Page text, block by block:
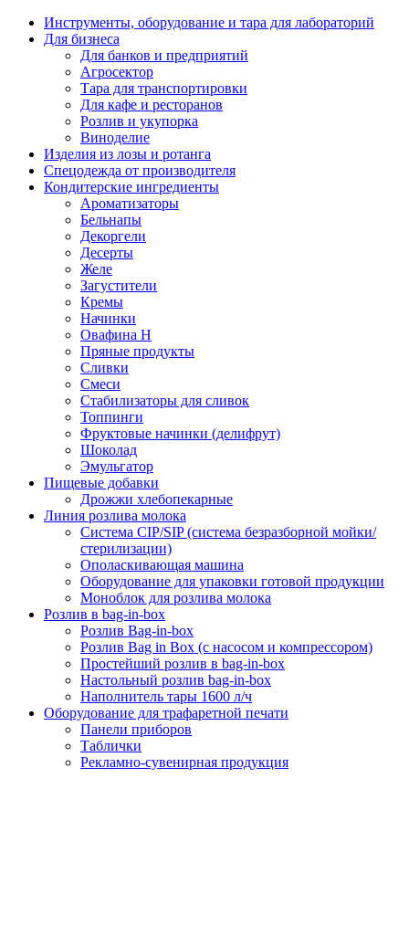
Инструменты, оборудование и тара для лабораторий
Для бизнеса
Для банков и предприятий
Агросектор
Тара для транспортировки
Для кафе и ресторанов
Розлив и укупорка
Виноделие
Изделия из лозы и ротанга
Спецодежда от производителя
Кондитерские ингредиенты
Ароматизаторы
Бельнапы
Декоргели
Десерты
Желe
Загустители
Кремы
Начинки
Овафина Н
Пряные продукты
Сливки
Смеси
Стабилизаторы для сливок
Топпинги
Фруктовые начинки (делифрут)
Шоколад
Эмульгатор
Пищевые добавки
Дрожжи хлебопекарные
Линия розлива молока
Система CIP/SIP (система безразборной мойки/
стерилизации)
Ополаскивающая машина
Оборудование для упаковки готовой продукции
Моноблок для розлива молока
Розлив в bag-in-box
Розлив Bag-in-box
Розлив Bag in Box (с насосом и компрессором)
Простейший розлив в bag-in-box
Настольный розлив bag-in-box
Наполнитель тары 1600 л/ч
Оборудование для трафаретной печати
Панели приборов
Таблички
Рекламно-сувенирная продукция